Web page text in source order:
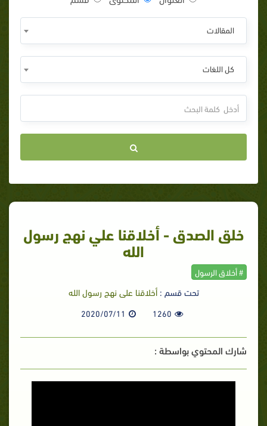
المقالات
كل اللغات
خلق الصدق - أخلاقنا علي نهج رسول
الله
# أخلاق الرسول
تحت قسم :أخلاقنا على نهج رسول الله
1260
2020/07/11
شارك المحتوي بواسطة :